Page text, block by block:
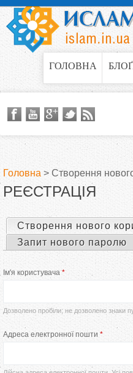
Jump
ГОЛОВНА
В
є
у
т
Головна > Створення
РЕЄСТРАЦІЯ
е
в
Створення нового
Запит нового паролю
Ім'я користувача *
Дозволено пробіли; не дозволено знаки
Адреса електронної пошти *